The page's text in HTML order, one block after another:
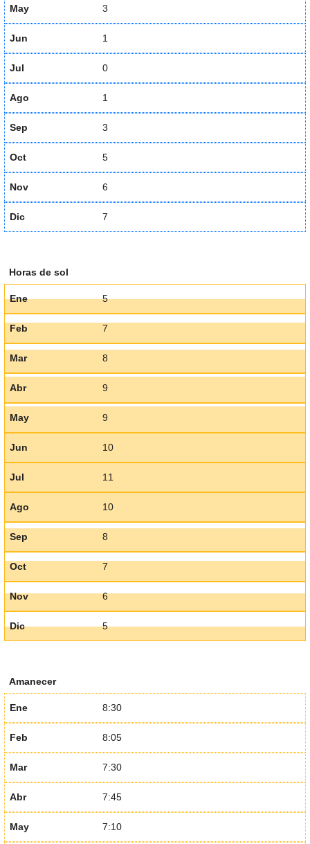
May 3
Jun 1
Jul 0
Ago 1
Sep 3
Oct 5
Nov 6
Dic 7
Horas de sol
Ene 5
Feb 7
Mar 8
Abr 9
May 9
Jun 10
Jul 11
Ago 10
Sep 8
Oct 7
Nov 6
Dic 5
Amanecer
Ene 8:30
Feb 8:05
Mar 7:30
Abr 7:45
May 7:10